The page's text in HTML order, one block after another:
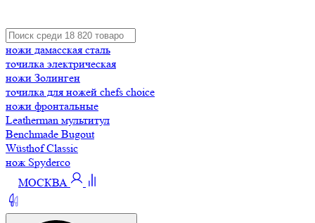
ножи дамасская сталь
точилка электрическая
ножи Золинген
точилка для ножей chefs choice
ножи фронтальные
Leatherman мультитул
Benchmade Bugout
Wüsthof Classic
нож Spyderco
МОСКВА